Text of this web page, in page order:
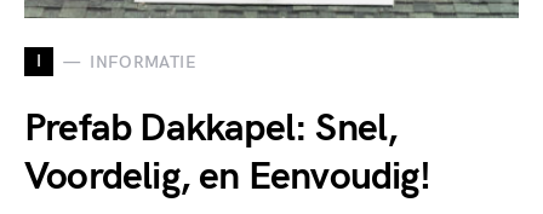
I INFORMATIE
Prefab Dakkapel: Snel,
Voordelig, en Eenvoudig!